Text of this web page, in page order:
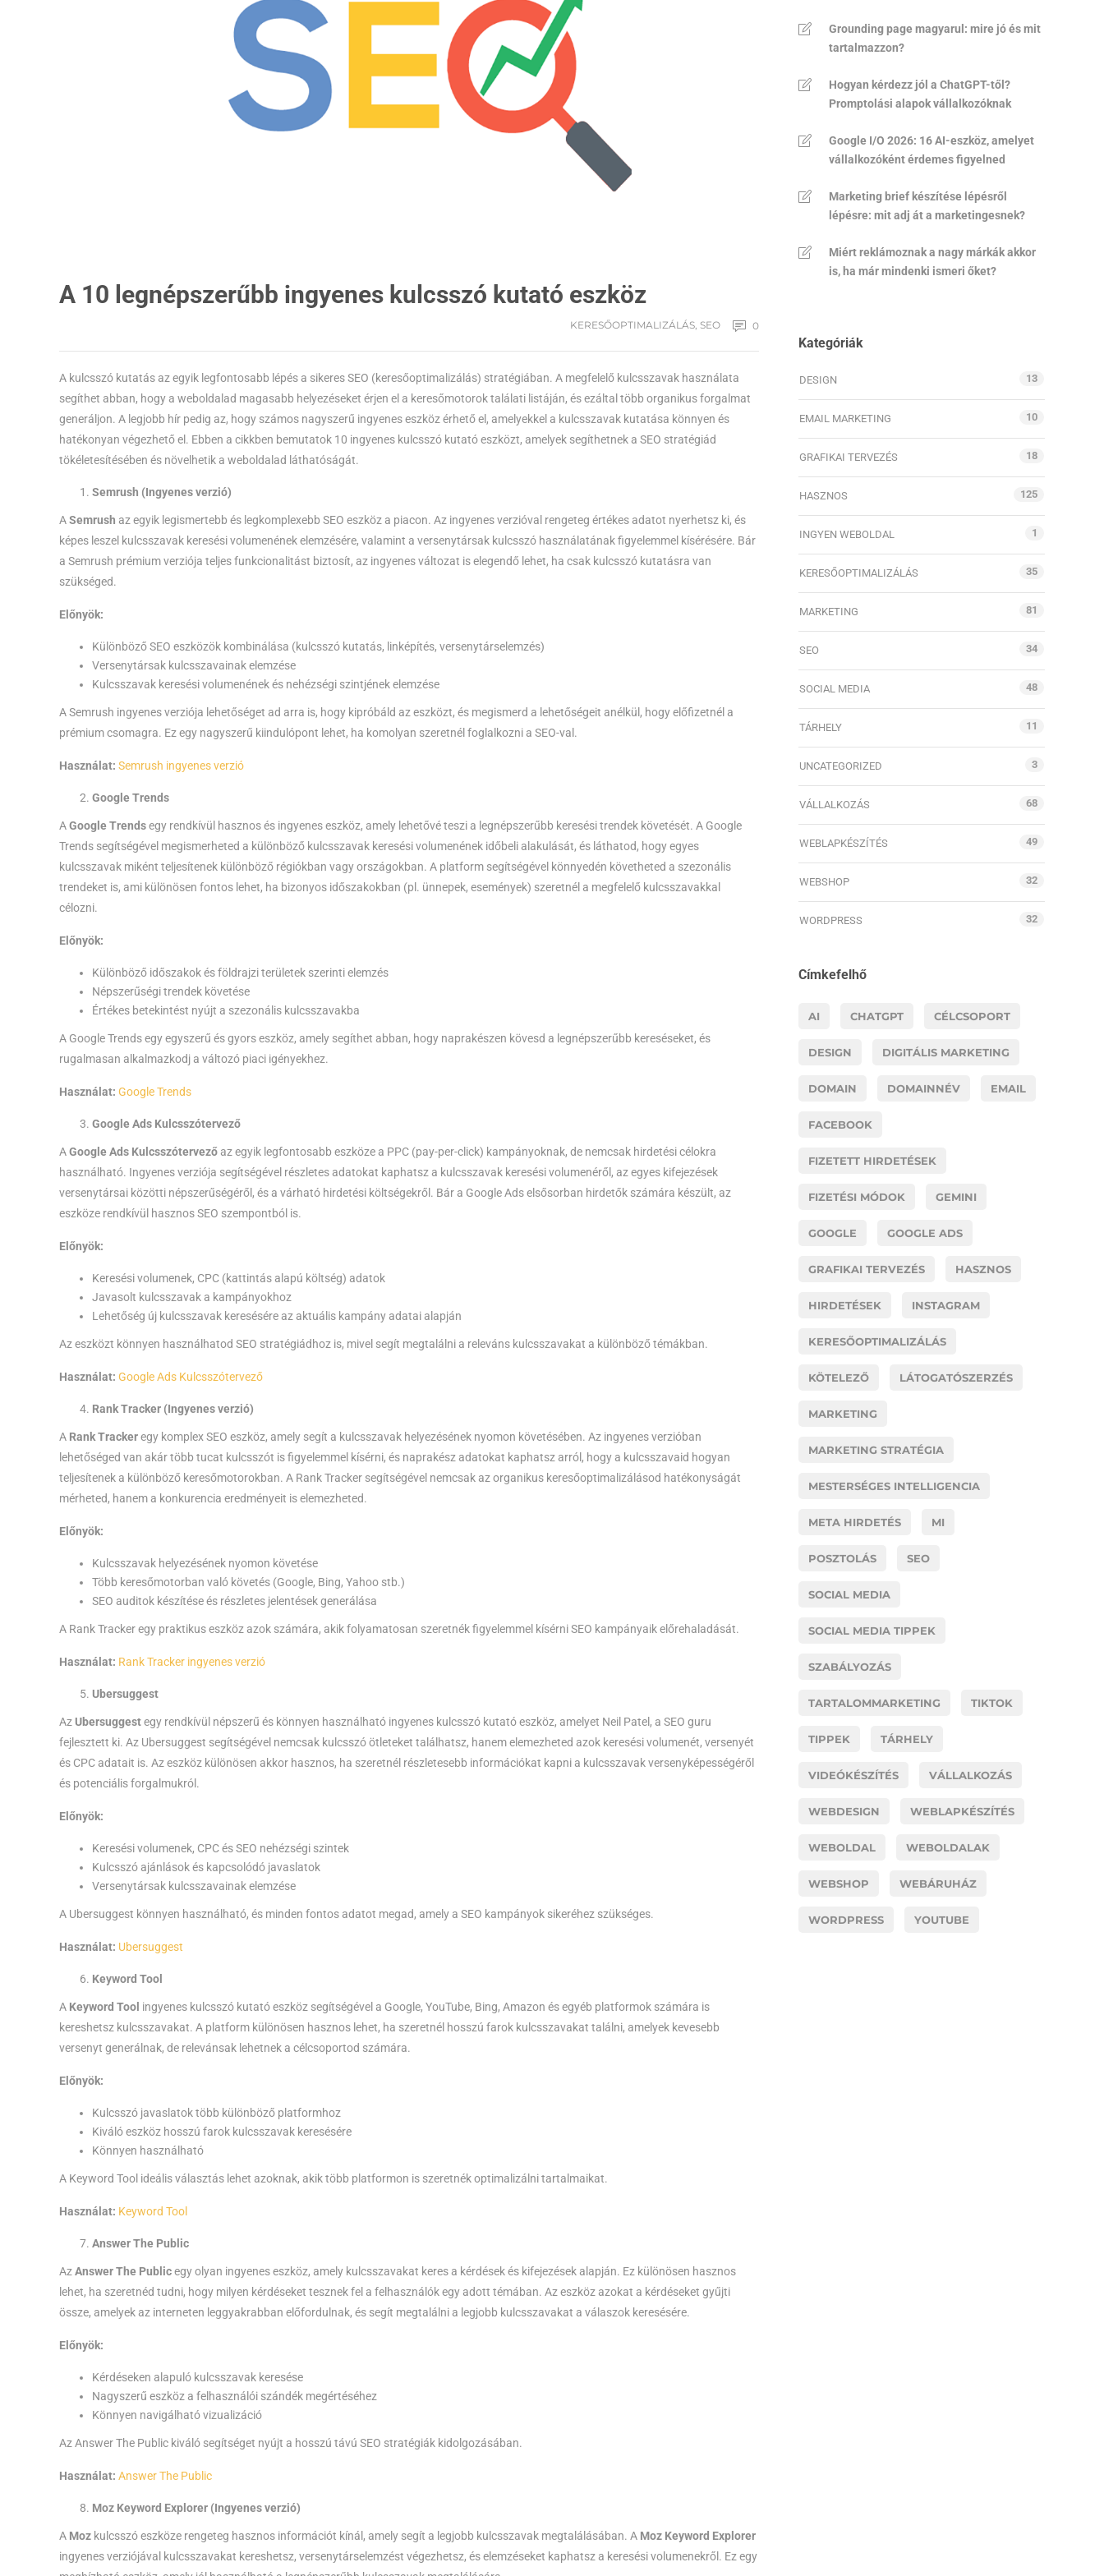
A 10 legnépszerűbb ingyenes kulcsszó kutató eszköz
KERESŐOPTIMALIZÁLÁS SEO 0
A kulcsszó kutatás az egyik legfontosabb lépés a sikeres SEO (keresőoptimalizálás) stratégiában. A megfelelő kulcsszavak használata
segíthet abban, hogy a weboldalad magasabb helyezéseket érjen el a keresőmotorok találati listáján, és ezáltal több organikus forgalmat
generáljon. A legjobb hír pedig az, hogy számos nagyszerű ingyenes eszköz érhető el, amelyekkel a kulcsszavak kutatása könnyen és
hatékonyan végezhető el. Ebben a cikkben bemutatok 10 ingyenes kulcsszó kutató eszközt, amelyek segíthetnek a SEO stratégiád
tökéletesítésében és növelhetik a weboldalad láthatóságát.
Semrush (Ingyenes verzió)
ASemrush az egyik legismertebb és legkomplexebb SEO eszköz a piacon. Az ingyenes verzióval rengeteg értékes adatot nyerhetsz ki, és
képes leszel kulcsszavak keresési volumenének elemzésére, valamint a versenytársak kulcsszó használatának figyelemmel kísérésére. Bár
a Semrush prémium verziója teljes funkcionalitást biztosít, az ingyenes változat is elegendő lehet, ha csak kulcsszó kutatásra van
szükséged.
Előnyök:
Különböző SEO eszközök kombinálása (kulcsszó kutatás, linképítés, versenytárselemzés)
Versenytársak kulcsszavainak elemzése
Kulcsszavak keresési volumenének és nehézségi szintjének elemzése
A Semrush ingyenes verziója lehetőséget ad arra is, hogy kipróbáld az eszközt, és megismerd a lehetőségeit anélkül, hogy előfizetnél a
prémium csomagra. Ez egy nagyszerű kiindulópont lehet, ha komolyan szeretnél foglalkozni a SEO-val.
Használat: Semrush ingyenes verzió
Google Trends
AGoogle Trendsegy rendkívül hasznos és ingyenes eszköz, amely lehetővé teszi a legnépszerűbb keresési trendek követését. A Google
Trends segítségével megismerheted a különböző kulcsszavak keresési volumenének időbeli alakulását, és láthatod, hogy egyes
kulcsszavak miként teljesítenek különböző régiókban vagy országokban. A platform segítségével könnyedén követheted a szezonális
trendeket is, ami különösen fontos lehet, ha bizonyos időszakokban (pl. ünnepek, események) szeretnél a megfelelő kulcsszavakkal
célozni.
Előnyök:
Különböző időszakok és földrajzi területek szerinti elemzés
Népszerűségi trendek követése
Értékes betekintést nyújt a szezonális kulcsszavakba
A Google Trends egy egyszerű és gyors eszköz, amely segíthet abban, hogy naprakészen kövesd a legnépszerűbb kereséseket, és
rugalmasan alkalmazkodj a változó piaci igényekhez.
Használat: Google Trends
Google Ads Kulcsszótervező
AGoogle Ads Kulcsszótervező az egyik legfontosabb eszköze a PPC (pay-per-click) kampányoknak, de nemcsak hirdetési célokra
használható. Ingyenes verziója segítségével részletes adatokat kaphatsz a kulcsszavak keresési volumenéről, az egyes kifejezések
versenytársai közötti népszerűségéről, és a várható hirdetési költségekről. Bár a Google Ads elsősorban hirdetők számára készült, az
eszköze rendkívül hasznos SEO szempontból is.
Előnyök:
Keresési volumenek, CPC (kattintás alapú költség) adatok
Javasolt kulcsszavak a kampányokhoz
Lehetőség új kulcsszavak keresésére az aktuális kampány adatai alapján
Az eszközt könnyen használhatod SEO stratégiádhoz is, mivel segít megtalálni a releváns kulcsszavakat a különböző témákban.
Használat: Google Ads Kulcsszótervező
Rank Tracker (Ingyenes verzió)
A Rank Trackeregy komplex SEO eszköz, amely segít a kulcsszavak helyezésének nyomon követésében. Az ingyenes verzióban
lehetőséged van akár több tucat kulcsszót is figyelemmel kísérni, és naprakész adatokat kaphatsz arról, hogy a kulcsszavaid hogyan
teljesítenek a különböző keresőmotorokban. A Rank Tracker segítségével nemcsak az organikus keresőoptimalizálásod hatékonyságát
mérheted, hanem a konkurencia eredményeit is elemezheted.
Előnyök:
Kulcsszavak helyezésének nyomon követése
Több keresőmotorban való követés (Google, Bing, Yahoo stb.)
SEO auditok készítése és részletes jelentések generálása
A Rank Tracker egy praktikus eszköz azok számára, akik folyamatosan szeretnék figyelemmel kísérni SEO kampányaik előrehaladását.
Használat: Rank Tracker ingyenes verzió
Ubersuggest
Az Ubersuggestegy rendkívül népszerű és könnyen használható ingyenes kulcsszó kutató eszköz, amelyet Neil Patel, a SEO guru
fejlesztett ki. Az Ubersuggest segítségével nemcsak kulcsszó ötleteket találhatsz, hanem elemezheted azok keresési volumenét, versenyét
és CPC adatait is. Az eszköz különösen akkor hasznos, ha szeretnél részletesebb információkat kapni a kulcsszavak versenyképességéről
és potenciális forgalmukról.
Előnyök:
Keresési volumenek, CPC és SEO nehézségi szintek
Kulcsszó ajánlások és kapcsolódó javaslatok
Versenytársak kulcsszavainak elemzése
A Ubersuggest könnyen használható, és minden fontos adatot megad, amely a SEO kampányok sikeréhez szükséges.
Használat: Ubersuggest
Keyword Tool
A Keyword Tool ingyenes kulcsszó kutató eszköz segítségével a Google, YouTube, Bing, Amazon és egyéb platformok számára is
kereshetsz kulcsszavakat. A platform különösen hasznos lehet, ha szeretnél hosszú farok kulcsszavakat találni, amelyek kevesebb
versenyt generálnak, de relevánsak lehetnek a célcsoportod számára.
Előnyök:
Kulcsszó javaslatok több különböző platformhoz
Kiváló eszköz hosszú farok kulcsszavak keresésére
Könnyen használható
A Keyword Tool ideális választás lehet azoknak, akik több platformon is szeretnék optimalizálni tartalmaikat.
Használat: Keyword Tool
Answer The Public
AzAnswer The Publicegy olyan ingyenes eszköz, amely kulcsszavakat keres a kérdések és kifejezések alapján. Ez különösen hasznos
lehet, ha szeretnéd tudni, hogy milyen kérdéseket tesznek fel a felhasználók egy adott témában. Az eszköz azokat a kérdéseket gyűjti
össze, amelyek az interneten leggyakrabban előfordulnak, és segít megtalálni a legjobb kulcsszavakat a válaszok keresésére.
Előnyök:
Kérdéseken alapuló kulcsszavak keresése
Nagyszerű eszköz a felhasználói szándék megértéséhez
Könnyen navigálható vizualizáció
Az Answer The Public kiváló segítséget nyújt a hosszú távú SEO stratégiák kidolgozásában.
Használat: Answer The Public
Moz Keyword Explorer (Ingyenes verzió)
A Moz kulcsszó eszköze rengeteg hasznos információt kínál, amely segít a legjobb kulcsszavak megtalálásában. A Moz Keyword Explorer
ingyenes verziójával kulcsszavakat kereshetsz, versenytárselemzést végezhetsz, és elemzéseket kaphatsz a keresési volumenekről. Ez egy
Grounding page magyarul: mire jó és mit
tartalmazzon?
Hogyan kérdezz jól a ChatGPT-től?
Promptolási alapok vállalkozóknak
Google I/O 2026: 16 AI-eszköz, amelyet
vállalkozóként érdemes figyelned
Marketing brief készítése lépésről
lépésre: mit adj át a marketingesnek?
Miért reklámoznak a nagy márkák akkor
is, ha már mindenki ismeri őket?
Kategóriák
DESIGN 13
EMAIL MARKETING 10
GRAFIKAI TERVEZÉS 18
HASZNOS 125
INGYEN WEBOLDAL 1
KERESŐOPTIMALIZÁLÁS 35
MARKETING 81
SEO 34
SOCIAL MEDIA 48
TÁRHELY 11
UNCATEGORIZED 3
VÁLLALKOZÁS 68
WEBLAPKÉSZÍTÉS 49
WEBSHOP 32
WORDPRESS 32
Címkefelhő
AI CHATGPT CÉLCSOPORT
DESIGN DIGITÁLIS MARKETING
DOMAIN DOMAINNÉV EMAIL
FACEBOOK
FIZETETT HIRDETÉSEK
FIZETÉSI MÓDOK GEMINI
GOOGLE GOOGLE ADS
GRAFIKAI TERVEZÉS HASZNOS
HIRDETÉSEK INSTAGRAM
KERESŐOPTIMALIZÁLÁS
KÖTELEZŐ LÁTOGATÓSZERZÉS
MARKETING
MARKETING STRATÉGIA
MESTERSÉGES INTELLIGENCIA
META HIRDETÉS MI
POSZTOLÁS SEO
SOCIAL MEDIA
SOCIAL MEDIA TIPPEK
SZABÁLYOZÁS
TARTALOMMARKETING TIKTOK
TIPPEK TÁRHELY
VIDEÓKÉSZÍTÉS VÁLLALKOZÁS
WEBDESIGN WEBLAPKÉSZÍTÉS
WEBOLDAL WEBOLDALAK
WEBSHOP WEBÁRUHÁZ
WORDPRESS YOUTUBE